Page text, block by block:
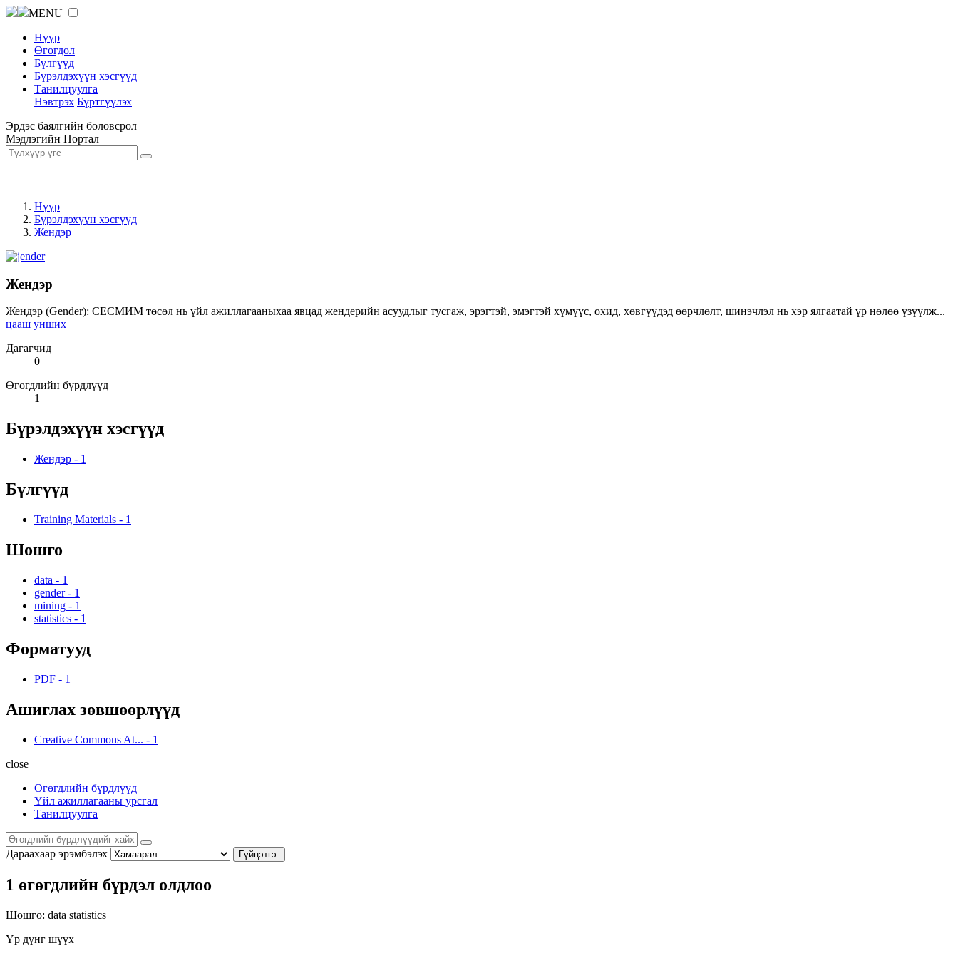
MENU
Нүүр
Өгөгдөл
Бүлгүүд
Бүрэлдэхүүн хэсгүүд
Танилцуулга
Нэвтрэх Бүртгүүлэх
Эрдэс баялгийн боловсрол
Мэдлэгийн Портал
Нүүр
Бүрэлдэхүүн хэсгүүд
Жендэр
Жендэр
Жендэр (Gender): СЕСМИМ төсөл нь үйл ажиллагааныхаа явцад жендерийн асуудлыг тусгаж, эрэгтэй, эмэгтэй хүмүүс, охид, хөвгүүдэд өөрчлөлт, шинэчлэл нь хэр ялгаатай үр нөлөө үзүүлж...
цааш унших
Дагагчид
0
Өгөгдлийн бүрдлүүд
1
Бүрэлдэхүүн хэсгүүд
Жендэр - 1
Бүлгүүд
Training Materials - 1
Шошго
data - 1
gender - 1
mining - 1
statistics - 1
Форматууд
PDF - 1
Ашиглах зөвшөөрлүүд
Creative Commons At... - 1
close
Өгөгдлийн бүрдлүүд
Үйл ажиллагааны урсгал
Танилцуулга
Дараахаар эрэмбэлэх Гүйцэтгэ.
1 өгөгдлийн бүрдэл олдлоо
Шошго: data statistics
Үр дүнг шүүх